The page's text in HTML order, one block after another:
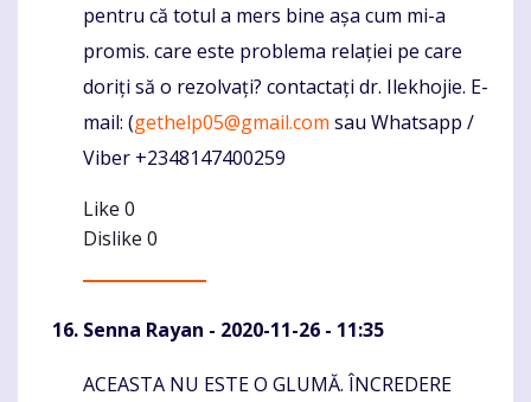
pentru că totul a mers bine așa cum mi-a
promis. care este problema relației pe care
doriți să o rezolvați? contactați dr. Ilekhojie. E-
mail: (gethelp05@gmail.com sau Whatsapp /
Viber +2348147400259
Like 0
Dislike 0
Senna Rayan - 2020-11-26 - 11:35
Komentaras
ACEASTA NU ESTE O GLUMĂ. ÎNCREDERE